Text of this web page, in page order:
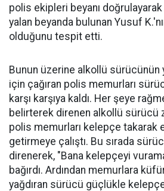
polis ekipleri beyanı
yalan beyanda bulunan Yusuf
olduğunu tespit etti.
Bunun üzerine alkollü sürücünün
için çağıran polis memurları
karşı karşıya kaldı. Her şeye
belirterek direnen alkollü sürücü
polis memurları kelepçe takarak
getirmeye çalıştı. Bu sırada
direnerek, "Bana kelepçeyi
bağırdı. Ardından memurlara
yağdıran sürücü güçlükle